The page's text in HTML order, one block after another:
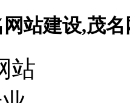
站建设,茂